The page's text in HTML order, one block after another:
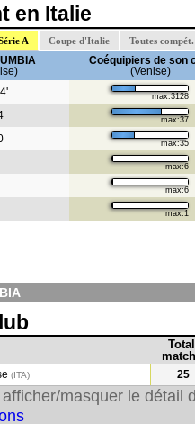
en Italie
A Coupe d'Italie Toutes compét.
Coéquipiers de son
(Venise)
max:3128
max:37
max:35
max:6
max:6
max:1
Total
(ITA) 25
masquer le détail